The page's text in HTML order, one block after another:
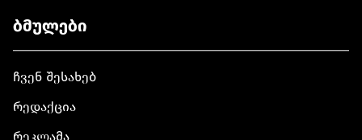
ბმულები
ჩვენ შესახებ
რედაქცია
რეკლამა